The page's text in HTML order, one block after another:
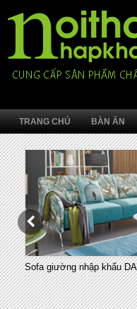
TRANG CHỦ BÀN ĂN
Sofa giường nhập khẩu DA197-1